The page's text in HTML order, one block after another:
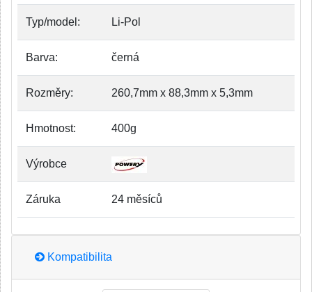
Typ/model: Li-Pol
Barva: černá
Rozměry: 260,7mm x 88,3mm x 5,3mm
Hmotnost: 400g
Výrobce
Záruka 24 měsíců
Kompatibilita